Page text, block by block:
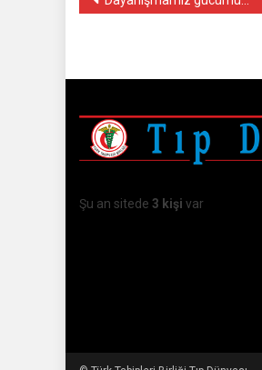
Şu an sitede3 kişi var